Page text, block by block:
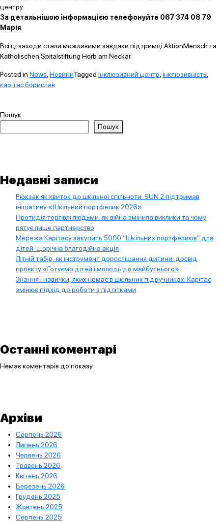
центру.
За детальнішою інформацією телефонуйте 067 374 08 79
Марія.
Всі ці заходи стали можливими завдяки підтримці AktionMensch та
Katholischen Spitalstiftung Horb am Neckar.
Posted in News,НовиниTagged інклюзивний центр,інклюзивність,
карітас борислав
Пошук
Пошук
Недавні записи
Рюкзак як квиток до шкільної спільноти: SUN 2 підтримав
ініціативу «Шкільний портфелик 2026»
Протидія торгівлі людьми: як війна змінила виклики та чому
рятує лише партнерство
Мережа Карітасу закупить 5000 “Шкільних портфеликів” для
дітей: щорічна благодійна акція
Літній табір, як інструмент дорослішання дитини: досвід
проєкту «Готуємо дітей і молодь до майбутнього»
Знання і навички, яких немає в шкільних підручниках: Карітас
змінює підхід до роботи з підлітками
Останні коментарі
Немає коментарів до показу.
Архіви
Серпень 2026
Липень 2026
Червень 2026
Травень 2026
Квітень 2026
Березень 2026
Грудень 2025
Жовтень 2025
Серпень 2025